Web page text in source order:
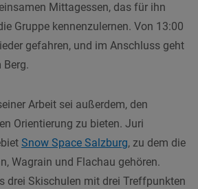
Mittagessen, das für ihn
Gruppe kennenzulernen. Von 13:00
gefahren, und im Anschluss geht
Berg.
Arbeit sei außerdem, den
Orientierung zu bieten. Juri
Snow Space Salzburg, zu dem die
Wagrain und Flachau gehören.
drei Skischulen mit drei Treffpunkten